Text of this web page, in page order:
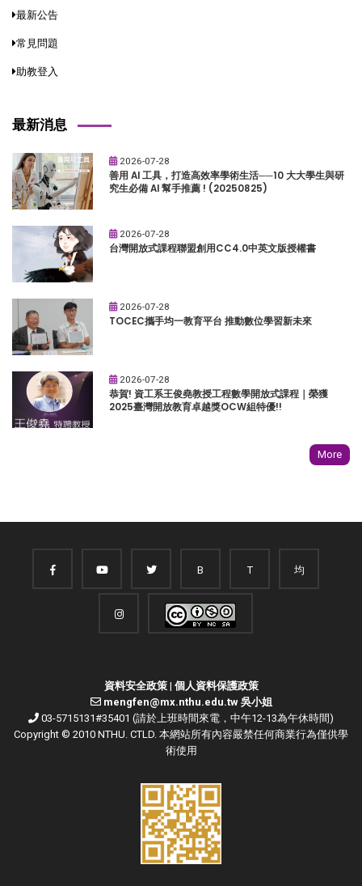
最新公告
常見問題
助教登入
最新消息
2026-07-28
善用 AI 工具，打造高效率學術生活──10 大大學生與研
究生必備 AI 幫手推薦 ! (20250825)
2026-07-28
台灣開放式課程聯盟創用CC4.0中英文版授權書
2026-07-28
TOCEC攜手均一教育平台 推動數位學習新未來
2026-07-28
恭賀! 資工系王俊堯教授工程數學開放式課程｜榮獲
2025臺灣開放教育卓越獎OCW組特優!!
More
B T 均
資料安全政策| 個人資料保護政策
mengfen@mx.nthu.edu.tw 吳小姐
03-5715131#35401 (請於上班時間來電，中午12-13為午休時間)
Copyright © 2010 NTHU. CTLD. 本網站所有內容嚴禁任何商業行為僅供學
術使用